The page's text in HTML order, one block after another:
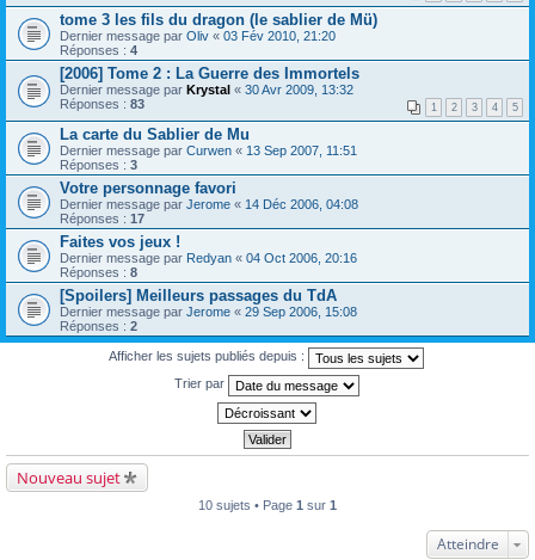
tome 3 les fils du dragon (le sablier de Mü)
Dernier message par Oliv « 03 Fév 2010, 21:20
Réponses : 4
[2006] Tome 2 : La Guerre des Immortels
Dernier message par Krystal « 30 Avr 2009, 13:32
Réponses : 83 1 2 3 4 5
La carte du Sablier de Mu
Dernier message par Curwen « 13 Sep 2007, 11:51
Réponses : 3
Votre personnage favori
Dernier message par Jerome « 14 Déc 2006, 04:08
Réponses : 17
Faites vos jeux !
Dernier message par Redyan « 04 Oct 2006, 20:16
Réponses : 8
[Spoilers] Meilleurs passages du TdA
Dernier message par Jerome « 29 Sep 2006, 15:08
Réponses : 2
Afficher les sujets publiés depuis :
Trier par
Nouveau sujet
10 sujets • Page 1 sur 1
Atteindre